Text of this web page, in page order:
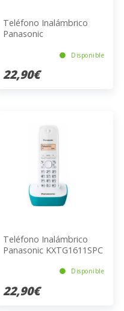
Teléfono Inalámbrico
Panasonic
Disponible
22,90€
Teléfono Inalámbrico
Panasonic KXTG1611SPC
Disponible
22,90€